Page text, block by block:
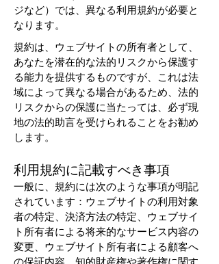
ジなど）では、異なる利用規約が必要と
なります。
規約は、ウェブサイトの所有者として、
あなたを潜在的な法的リスクから保護す
る能力を提供するものですが、これは法
域によって異なる場合があるため、法的
リスクからの保護に当たっては、必ず現
地の法的助言を受けられることをお勧め
します。
利用規約に記載すべき事項
一般に、規約には次のような事項が明記
されています：ウェブサイトの利用対象
者の特定、決済方法の特定、ウェブサイ
ト所有者による将来的なサービス内容の
変更、ウェブサイト所有者による顧客へ